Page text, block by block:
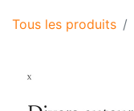
Tous les produits